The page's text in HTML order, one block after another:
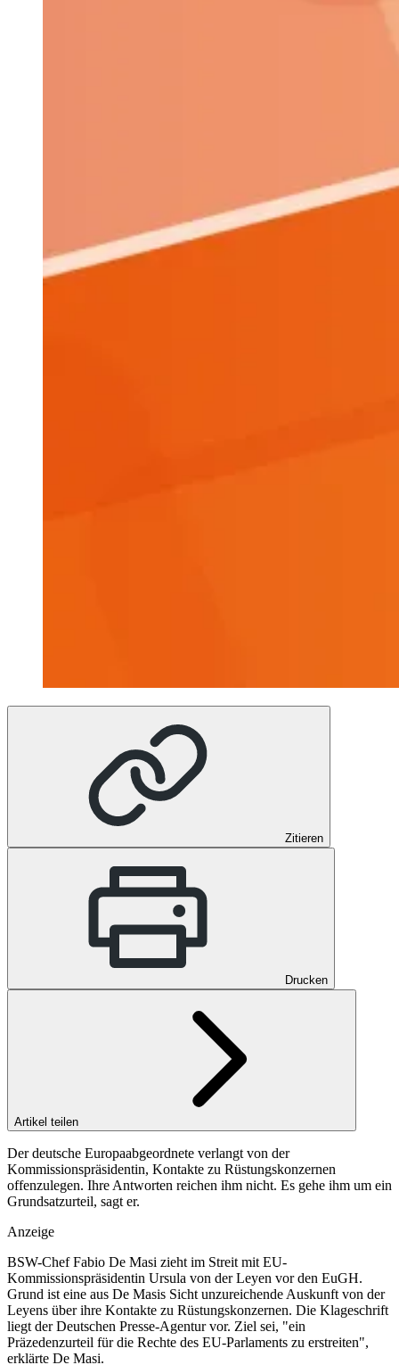
Zitieren
Drucken
Artikel teilen
Der deutsche Europaabgeordnete verlangt von der
Kommissionspräsidentin, Kontakte zu Rüstungskonzernen
offenzulegen. Ihre Antworten reichen ihm nicht. Es gehe ihm um ein
Grundsatzurteil, sagt er.
Anzeige
BSW-Chef Fabio De Masi zieht im Streit mit EU-
Kommissionspräsidentin Ursula von der Leyen vor den EuGH.
Grund ist eine aus De Masis Sicht unzureichende Auskunft von der
Leyens über ihre Kontakte zu Rüstungskonzernen. Die Klageschrift
liegt der Deutschen Presse-Agentur vor. Ziel sei, "ein
Präzedenzurteil für die Rechte des EU-Parlaments zu erstreiten",
erklärte De Masi.